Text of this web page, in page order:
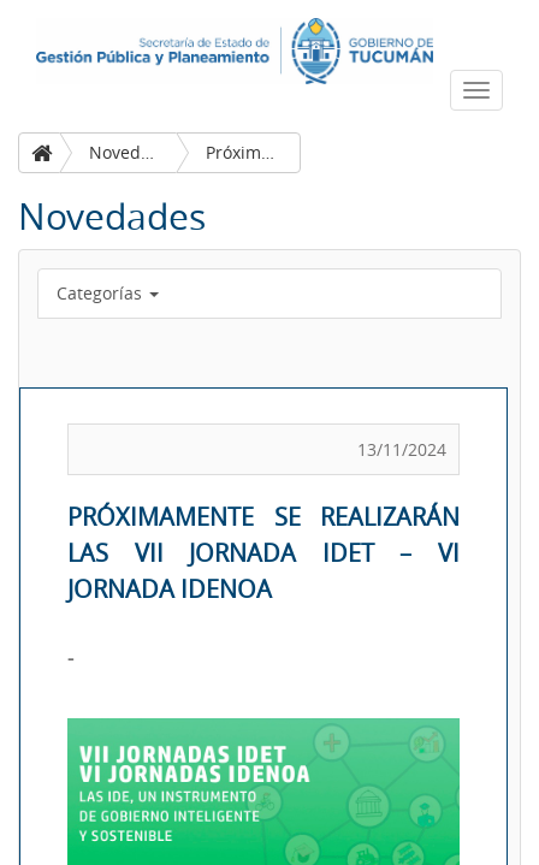
Novedades
Próximamente se realizarán las VII Jornada IDET – VI Jornada IDENOA
Novedades
Categorías
13/11/2024
PRÓXIMAMENTE SE REALIZARÁN
LAS VII JORNADA IDET – VI
JORNADA IDENOA
-